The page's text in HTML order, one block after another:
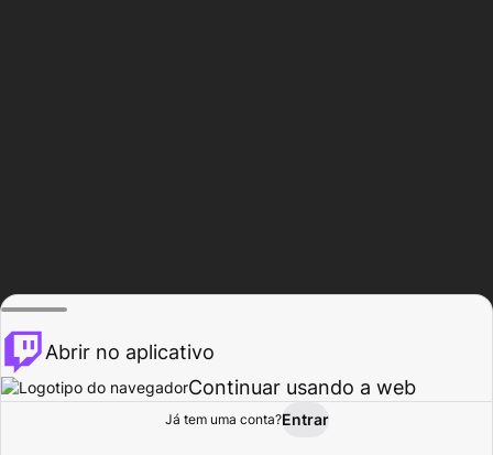
Procurar Atividade
Abrir no aplicativo
Continuar usando a web
Já tem uma conta?Entrar